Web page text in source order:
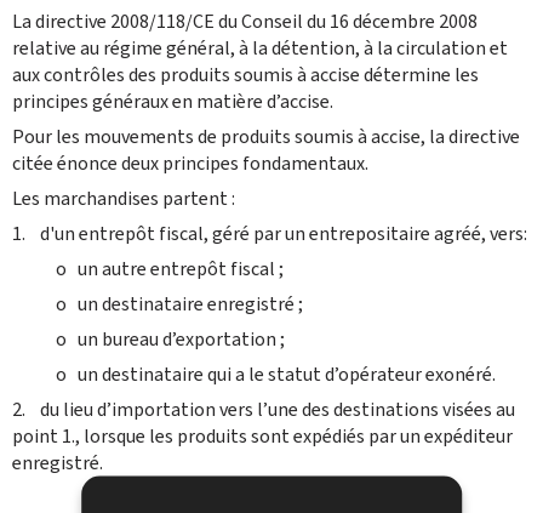
La directive 2008/118/CE du Conseil du 16 décembre 2008
relative au régime général, à la détention, à la circulation et
aux contrôles des produits soumis à accise détermine les
principes généraux en matière d’accise.
Pour les mouvements de produits soumis à accise, la directive
citée énonce deux principes fondamentaux.
Les marchandises partent :
1. d'un entrepôt fiscal, géré par un entrepositaire agréé, vers:
o un autre entrepôt fiscal ;
o un destinataire enregistré ;
o un bureau d’exportation ;
o un destinataire qui a le statut d’opérateur exonéré.
2. du lieu d’importation vers l’une des destinations visées au
point 1., lorsque les produits sont expédiés par un expéditeur
enregistré.